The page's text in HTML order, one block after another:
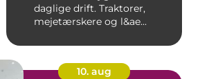
daglige drift. Traktorer,
mejetærskere og l&ae...
10. aug